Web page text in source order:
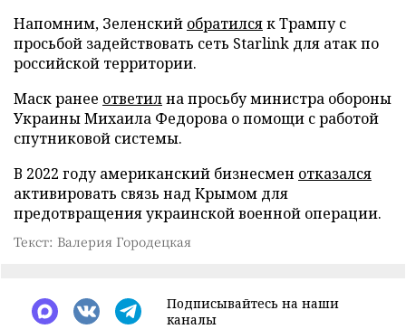
Напомним, Зеленский обратилсяк Трампу с
просьбой задействовать сеть Starlink для атак по
российской территории.
Маск ранее ответилна просьбу министра обороны
Украины Михаила Федорова о помощи с работой
спутниковой системы.
В 2022 году американский бизнесмен отказался
активировать связь над Крымом для
предотвращения украинской военной операции.
Текст: Валерия Городецкая
Подписывайтесь на наши
каналы